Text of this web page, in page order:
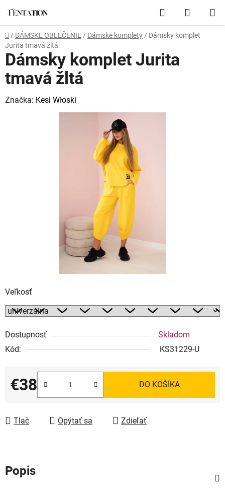
obsah
Hľadať
KOŠÍK
Domov
/ DÁMSKE OBLEČENIE / Dámske komplety / Dámsky komplet
Jurita tmavá žltá
Veľkosť
Dostupnosť
Skladom
Kód:
KS31229-U
€38
Jednotková cena:
DO KOŠÍKA
Tlač Opýtať sa Zdieľať
Dámsky komplet Jurita
tmavá žltá
Značka: Kesi Włoski
Popis